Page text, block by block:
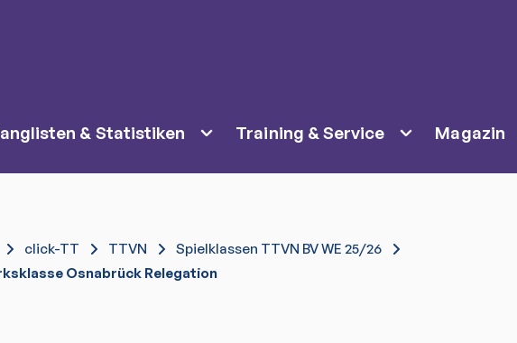
& Statistiken Training & Service Magazin
click-TT TTVN
Spielklassen TTVN BV WE 25/26
Osnabrück Relegation